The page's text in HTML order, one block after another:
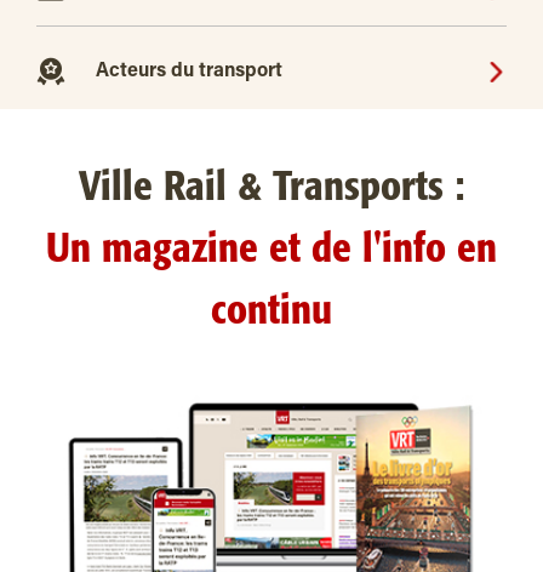
Acteurs du transport
Ville Rail & Transports :
Un magazine et de l'info en
continu